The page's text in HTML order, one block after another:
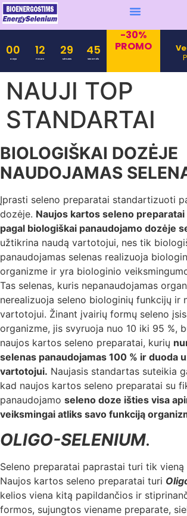
00
Days
12
Hours
29
Minutes
45
Seconds
-30%
PROMO
NAUJI TOP
STANDARTAI
BIOLOGIŠKAI DOZĖJE
NAUDOJAMAS
Įprasti seleno preparatai standartizuoti
dozėje. Naujos kartos seleno
pagal biologiškai panaudojamo dozėje
užtikrina naudą vartotojui, nes tik
panaudojamas selenas realizuoja
organizme ir yra biologinio
Tas selenas, kuris nepanaudojamas
nerealizuoja seleno biologinių funkcijų ir
vartotojui. Žinant įvairių formų seleno
organizme, jis svyruoja nuo 10 iki 95 %,
naujos kartos seleno preparatai, kurių
selenas panaudojamas 100 % ir duoda
vartotojui. Naujasis standartas suteikia
kad naujos kartos seleno preparatai su
panaudojamo seleno doze išties visa
veiksmingai atliks savo funkciją
OLIGO-SELENIUM.
Seleno preparatai paprastai turi tik vieną
Naujos kartos seleno preparatai turi
kelios viena kitą papildančios ir
formos, sujungtos viename preparate,